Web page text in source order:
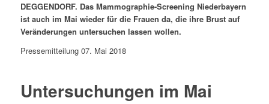
DEGGENDORF. Das Mammographie-Screening Niederbayern
ist auch im Mai wieder für die Frauen da, die ihre Brust auf
Veränderungen untersuchen lassen wollen.
Pressemitteilung 07. Mai 2018
Untersuchungen im Mai